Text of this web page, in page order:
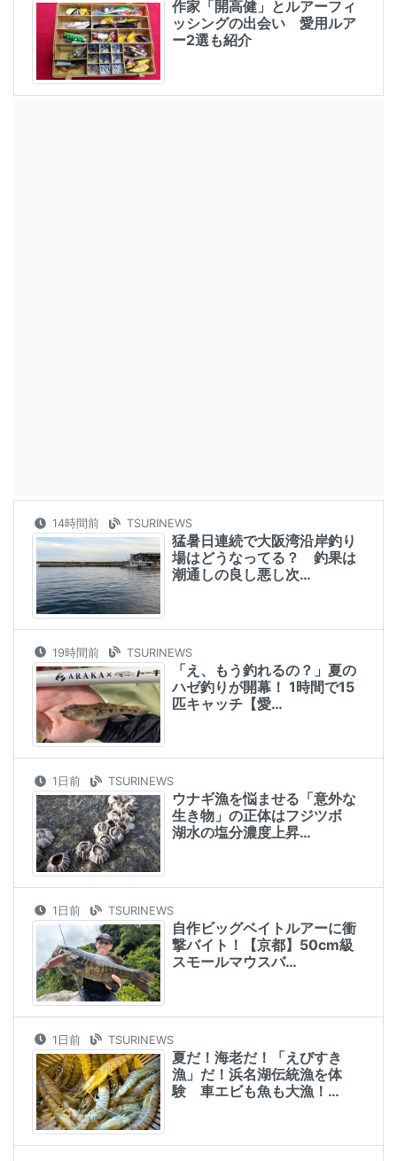
作家「開高健」とルアーフィ
ッシングの出会い 愛用ルア
ー2選も紹介
14時間前 TSURINEWS
猛暑日連続で大阪湾沿岸釣り
場はどうなってる？ 釣果は
潮通しの良し悪し次…
19時間前 TSURINEWS
「え、もう釣れるの？」夏の
ハゼ釣りが開幕！ 1時間で15
匹キャッチ【愛…
1日前 TSURINEWS
ウナギ漁を悩ませる「意外な
生き物」の正体はフジツボ
湖水の塩分濃度上昇…
1日前 TSURINEWS
自作ビッグベイトルアーに衝
撃バイト！【京都】50cm級
スモールマウスバ…
1日前 TSURINEWS
夏だ！海老だ！「えびすき
漁」だ！浜名湖伝統漁を体
験 車エビも魚も大漁！…